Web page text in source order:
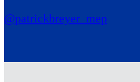
@patrickbreyer_mep